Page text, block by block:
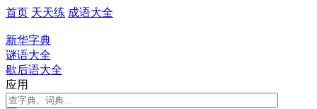
首页 天天练 成语大全
新华字典
谜语大全
歇后语大全
应用